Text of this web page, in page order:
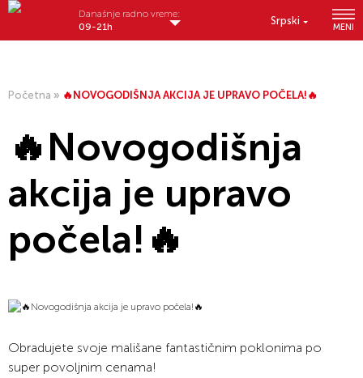
Srpski
MENI
Današnje radno vreme:
09-21h
Početna » 🔥NOVOGODIŠNJA AKCIJA JE UPRAVO POČELA!🔥
🔥Novogodišnja
akcija je upravo
počela!🔥
Obradujete svoje mališane fantastičnim poklonima po
super povoljnim cenama!